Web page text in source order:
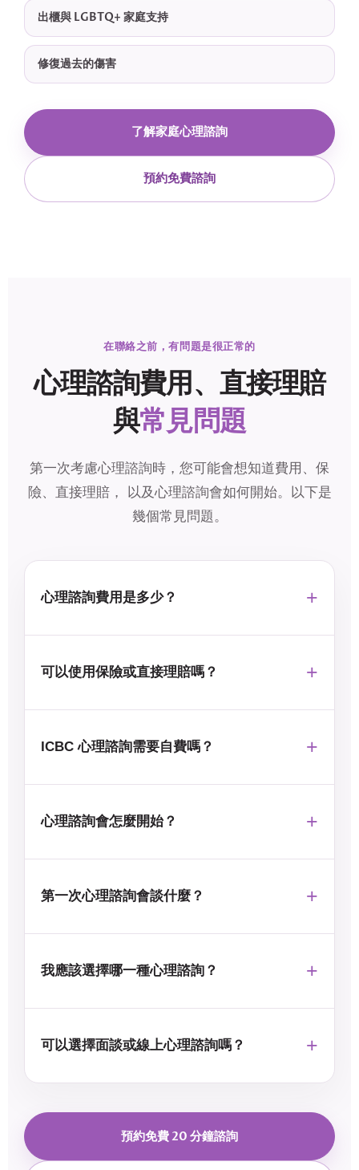
出櫃與 LGBTQ+ 家庭支持
修復過去的傷害
了解家庭心理諮詢
預約免費諮詢
在聯絡之前，有問題是很正常的
心理諮詢費用、直接理賠
與常見問題
第一次考慮心理諮詢時，您可能會想知道費用、保
險、直接理賠， 以及心理諮詢會如何開始。以下是
幾個常見問題。
心理諮詢費用是多少？
可以使用保險或直接理賠嗎？
ICBC 心理諮詢需要自費嗎？
心理諮詢會怎麼開始？
第一次心理諮詢會談什麼？
我應該選擇哪一種心理諮詢？
可以選擇面談或線上心理諮詢嗎？
預約免費 20 分鐘諮詢